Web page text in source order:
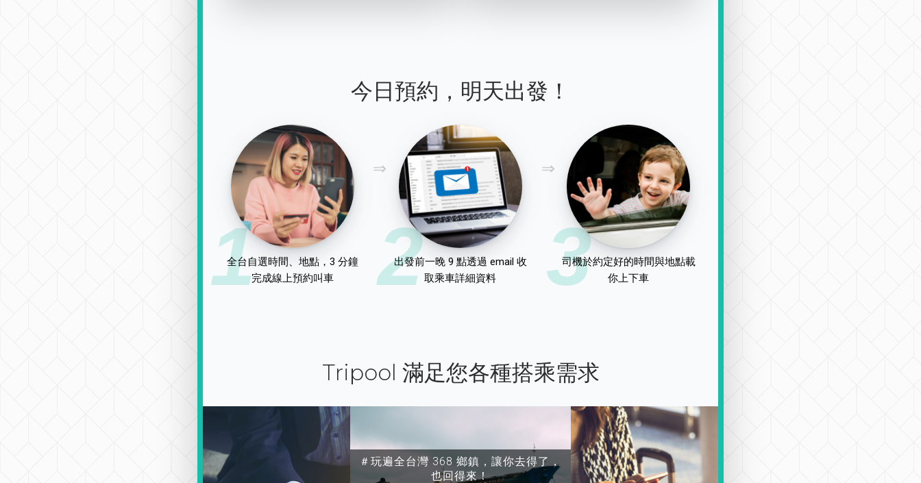
今日預約，明天出發！
1
全台自選時間、地點，3 分鐘
完成線上預約叫車
2
出發前一晚 9 點透過 email 收
取乘車詳細資料
3
司機於約定好的時間與地點載
你上下車
Tripool 滿足您各種搭乘需求
＃玩遍全台灣 368 鄉鎮，讓你去得了，
也回得來！